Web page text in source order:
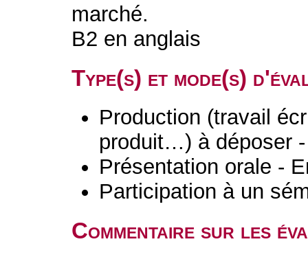
marché.
B2 en anglais
Type(s) et mode(s)
Production (travail
produit…) à déposer
Présentation orale -
Participation à un
Commentaire sur les